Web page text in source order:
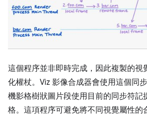
這個程序並非即時完成，因此複製的視
化權杖。Viz 影像合成器會使用這個同
機影格樹狀圖片段使用目前的同步符記
格。這項程序可避免將不同視覺屬性的